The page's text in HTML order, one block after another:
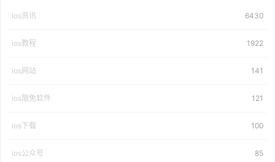
Ios资讯 6430
ios教程 1922
ios网站 141
ios限免软件 121
ios下载 100
ios公众号 85